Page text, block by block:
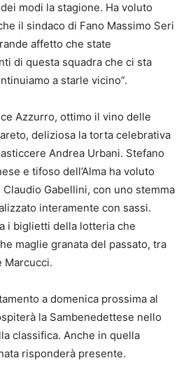
modi la stagione. Ha voluto
il sindaco di Fano Massimo Seri
affetto che state
di questa squadra che ci sta
a starle vicino”.
Azzurro, ottimo il vino delle
deliziosa la torta celebrativa
Andrea Urbani. Stefano
e tifoso dell’Alma ha voluto
Gabellini, con uno stemma
interamente con sassi.
i biglietti della lotteria che
maglie granata del passato, tra
Marcucci.
a domenica prossima al
la Sambenedettese nello
classifica. Anche in quella
risponderà presente.